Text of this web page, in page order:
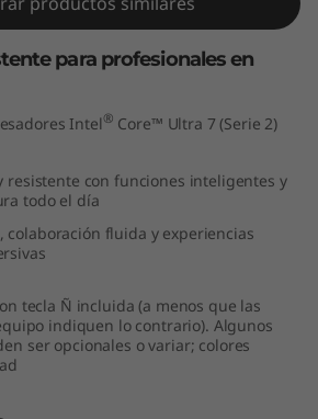
para profesionales en
Intel® Core™ Ultra 7 (Serie 2)
resistente con funciones inteligentes y
todo el día
colaboración fluida y experiencias
tecla Ñ incluida (a menos que las
indiquen lo contrario). Algunos
ser opcionales o variar; colores